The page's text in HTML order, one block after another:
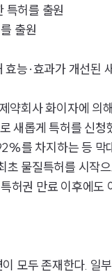
허를 출원
출원
·효과가 개선된
회사 화이자에 의
새롭게 특허를 신
를 차지하는 등 막
물질특허를 시작
허권 만료 이후에도
모두 존재한다. 일